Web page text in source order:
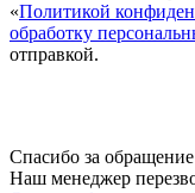
«Политикой
обработку
отправкой.
Спасибо за
Наш менеджер